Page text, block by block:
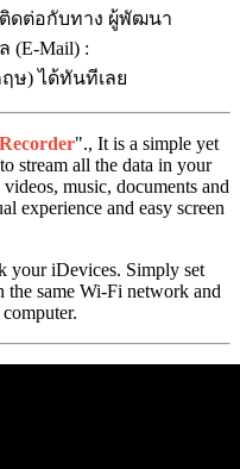
ดต่อกับทาง ผู้พัฒนา
(E-Mail) :
ฤษ) ได้ทันทีเลย
"., It is a simple yet
stream all the data in your
music, documents and
experience and easy screen
your iDevices. Simply set
same Wi-Fi network and